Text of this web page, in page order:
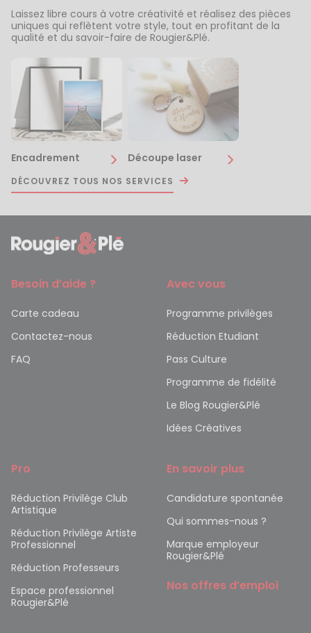
Laissez libre cours à votre créativité et réalisez des pièces
uniques qui reflètent votre style, tout en profitant de la
qualité et du savoir-faire de Rougier&Plé.
Encadrement Découpe laser
DÉCOUVREZ TOUS NOS SERVICES
Besoin d’aide ?
Carte cadeau
Contactez-nous
FAQ
Avec vous
Programme privilèges
Réduction Etudiant
Pass Culture
Programme de fidélité
Le Blog Rougier&Plé
Idées Créatives
Pro
Réduction Privilège Club
Artistique
Réduction Privilège Artiste
Professionnel
Réduction Professeurs
Espace professionnel
Rougier&Plé
En savoir plus
Candidature spontanée
Qui sommes-nous ?
Marque employeur
Rougier&Plé
Nos offres d’emploi